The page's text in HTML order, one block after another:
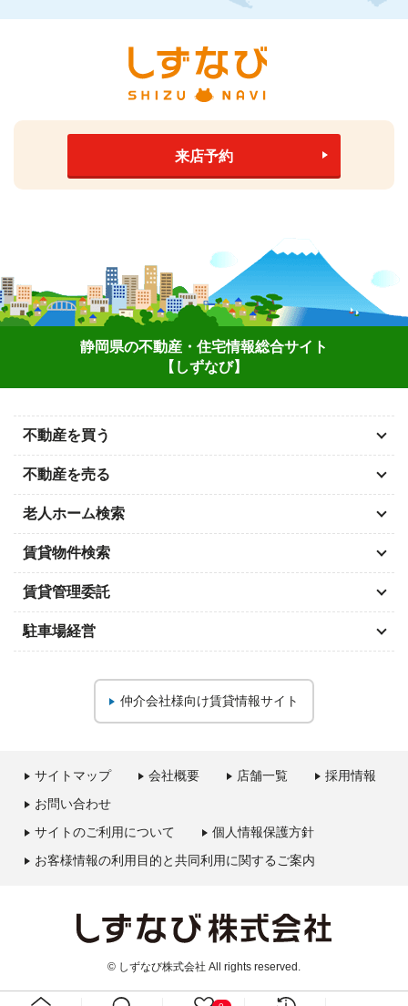
来店予約
静岡県の不動産・住宅情報総合サイト
【しずなび】
不動産を買う
不動産を売る
老人ホーム検索
賃貸物件検索
賃貸管理委託
駐車場経営
仲介会社様向け賃貸情報サイト
サイトマップ 会社概要 店舗一覧
採用情報
お問い合わせ
サイトのご利用について
個人情報保護方針
お客様情報の利用目的と共同利用に関するご案内
© しずなび株式会社 All rights reserved.